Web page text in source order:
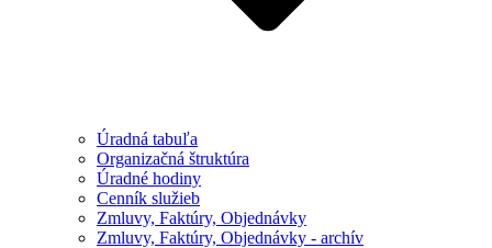
Úradná tabuľa
Organizačná štruktúra
Úradné hodiny
Cenník služieb
Zmluvy, Faktúry, Objednávky
Zmluvy, Faktúry, Objednávky - archív